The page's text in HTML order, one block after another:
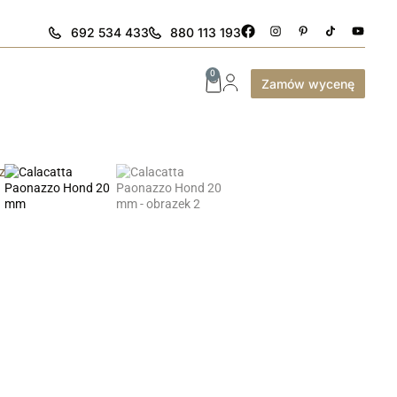
692 534 433 880 113 193
0
Zamów wycenę